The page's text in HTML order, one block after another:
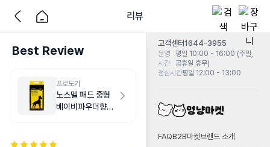
리뷰
Best Review
프로도기
노스멜 패드 중형
베이비파우더향
고객센터1644-3955
운영
시간
평일 10:00 - 16:00 (주말,
공휴일 휴무)
점심시간평일 12:00 - 13:00
FAQB2B마켓 브랜드 소개